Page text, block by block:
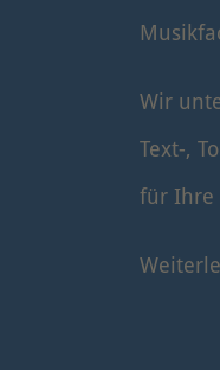
Wir
Text-,
für Ihre